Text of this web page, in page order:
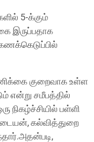
5-க்கும்
இருப்பதாக
குறைவாக உள்ள
என்று சமீபத்தில்
நிகழ்ச்சியில் பள்ளி
கல்வித்துறை